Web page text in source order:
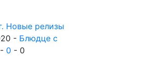
Новые релизы
- Блюдце с
- 0 - 0